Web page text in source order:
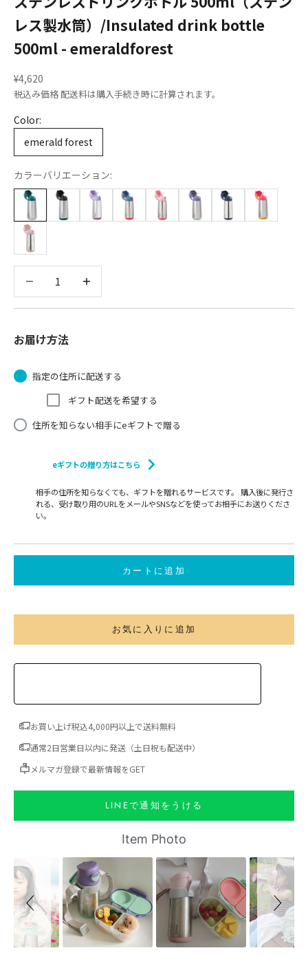
レス製水筒）/Insulated drink bottle
500ml - emeraldforest
セール価格
¥4,620
税込み価格配送料は購入手続き時に計算されます。
Color:
emerald forest
カラーバリエーション:
お届け方法
指定の住所に配送する
ギフト配送を希望する
住所を知らない相手にeギフトで贈る
eギフトの贈り方はこちら
相手の住所を知らなくても、ギフトを贈れるサービスです。 購入後に発行さ
れる、受け取り用のURLをメールやSNSなどを使ってお相手にお送りくださ
い。
カートに追加
お気に入りに追加
お買い上げ税込4,000円以上で送料無料
通常2日営業日以内に発送（土日祝も配送中）
メルマガ登録で最新情報をGET
LINEで通知をうける
Item Photo